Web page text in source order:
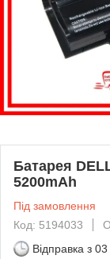
Батарея
5200mAh
Під замовлення
Код: 5194033
Відправка з 03